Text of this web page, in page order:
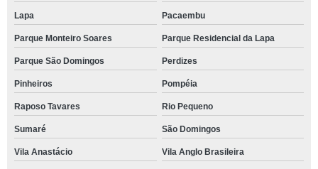
Lapa Pacaembu
Parque Monteiro Soares Parque Residencial da Lapa
Parque São Domingos Perdizes
Pinheiros Pompéia
Raposo Tavares Rio Pequeno
Sumaré São Domingos
Vila Anastácio Vila Anglo Brasileira